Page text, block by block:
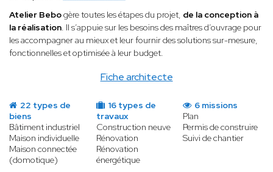
Fiche architecte
Atelier Bebogère toutes les étapes du projet, de la conception à
la réalisation. Il s’appuie sur les besoins des maîtres d’ouvrage pour
les accompagner au mieux et leur fournir des solutions sur-mesure,
fonctionnelles et optimisée à leur budget.
22 types de
biens
Bâtiment industriel
Maison individuelle
Maison connectée
(domotique)
16 types de
travaux
Construction neuve
Rénovation
Rénovation
énergétique
6 missions
Plan
Permis de construire
Suivi de chantier